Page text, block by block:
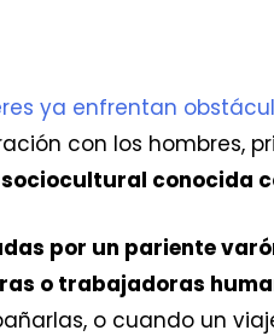
ya enfrentan
con los hombres,
conocida
por un pariente
o trabajadoras
o cuando un